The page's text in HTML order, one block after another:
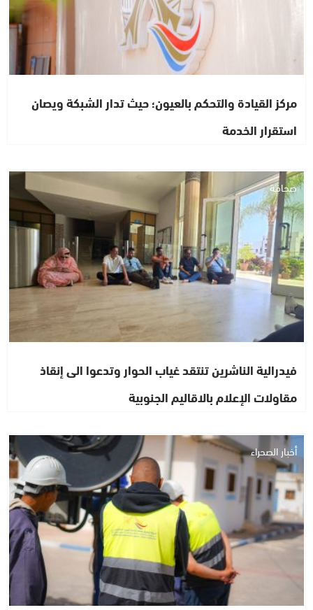
مركز القيادة والتحكم بالعيون؛ حيث تدار الشبكة ويصان
استقرار الخدمة
صحافة
فيدرالية الناشرين تنتقد غياب الحوار وتدعوا الى إنقاذ
مقاولات الإعلام بالاقاليم الجنوبية
أخبار الصحراء